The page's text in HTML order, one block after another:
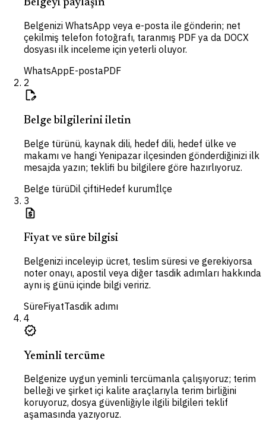
Belgeyi paylaşın
Belgenizi WhatsApp veya e-posta ile gönderin; net
çekilmiş telefon fotoğrafı, taranmış PDF ya da DOCX
dosyası ilk inceleme için yeterli oluyor.
WhatsAppE-postaPDF
2
edit_document
Belge bilgilerini iletin
Belge türünü, kaynak dili, hedef dili, hedef ülke ve
makamı ve hangi Yenipazar ilçesinden gönderdiğinizi ilk
mesajda yazın; teklifi bu bilgilere göre hazırlıyoruz.
Belge türüDil çiftiHedef kurumİlçe
3
request_quote
Fiyat ve süre bilgisi
Belgenizi inceleyip ücret, teslim süresi ve gerekiyorsa
noter onayı, apostil veya diğer tasdik adımları hakkında
aynı iş günü içinde bilgi veririz.
SüreFiyatTasdik adımı
4
verified
Yeminli tercüme
Belgenize uygun yeminli tercümanla çalışıyoruz; terim
belleği ve şirket içi kalite araçlarıyla terim birliğini
koruyoruz, dosya güvenliğiyle ilgili bilgileri teklif
aşamasında yazıyoruz.